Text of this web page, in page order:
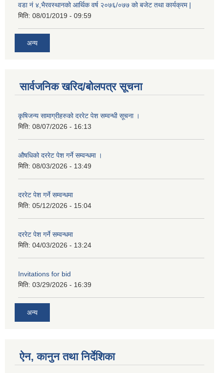
वडा नं ४,भैरवस्थानको आर्थिक वर्ष २०७६/०७७ को बजेट तथा कार्यक्रम |
मिति: 08/01/2019 - 09:59
अन्य
सार्वजनिक खरिद/बोलपत्र सूचना
कृषिजन्य सामाग्रीहरुको दररेट पेश सम्वन्धी सूचना ।
मिति: 08/07/2026 - 16:13
औषधिको दररेट पेश गर्ने सम्वन्धमा ।
मिति: 08/03/2026 - 13:49
दररेट पेश गर्ने सम्वन्धमा
मिति: 05/12/2026 - 15:04
दररेट पेश गर्ने सम्वन्धमा
मिति: 04/03/2026 - 13:24
Invitations for bid
मिति: 03/29/2026 - 16:39
अन्य
ऐन, कानुन तथा निर्देशिका